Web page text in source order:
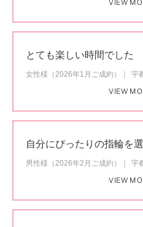
VIEW
とても楽しい時間でした
女性様（2026年1月ご成約）
宇
VIEW
自分にぴったりの指輪を
男性様（2026年2月ご成約）
宇
VIEW